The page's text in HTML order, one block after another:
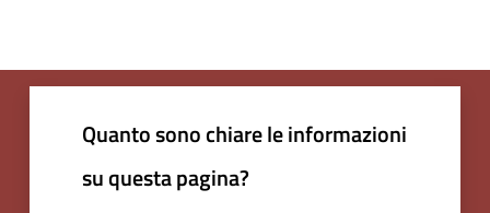
Quanto sono chiare le informazioni
su questa pagina?